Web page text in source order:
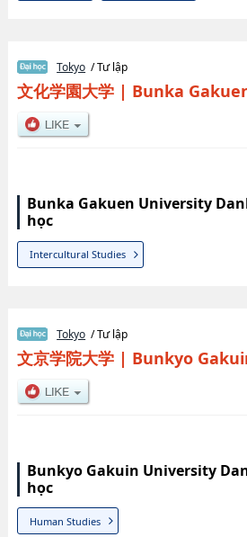
Tokyo / Tư lập
文化学園大学| Bunka
Bunka Gakuen University
học
Intercultural Studies
Tokyo / Tư lập
文京学院大学| Bunkyo
Bunkyo Gakuin University
học
Human Studies